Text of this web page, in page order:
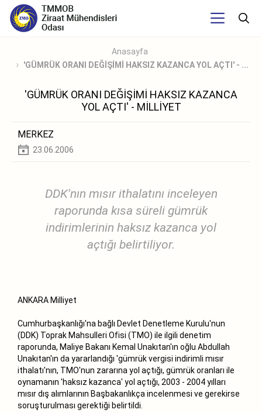
Anasayfa
'GÜMRÜK ORANI DEĞİŞİMİ HAKSIZ KAZANCA YOL AÇTI' - ...
'GÜMRÜK ORANI DEĞİŞİMİ HAKSIZ KAZANCA
YOL AÇTI' - MİLLİYET
MERKEZ
23.06.2006
DDK'nın mısır ithalatını inceleyen
raporunda kısa süreli gümrük
indirimlerinin haksız kazanca yol
açtığı belirtiliyor.
ANKARA Milliyet
Cumhurbaşkanlığı'na bağlı Devlet Denetleme Kurulu'nun
(DDK) Toprak Mahsulleri Ofisi (TMO) ile ilgili denetim
raporunda, Maliye Bakanı Kemal Unakıtan'ın oğlu Abdullah
Unakıtan'ın da yararlandığı 'gümrük vergisi indirimli mısır
ithalatı'nın, TMO'nun zararına yol açtığı, gümrük oranları ile
oynamanın 'haksız kazanca' yol açtığı, 2003 - 2004 yılları
mısır dış alımlarının Başbakanlıkça incelenmesi ve gerekirse
soruşturulması gerektiği belirtildi.